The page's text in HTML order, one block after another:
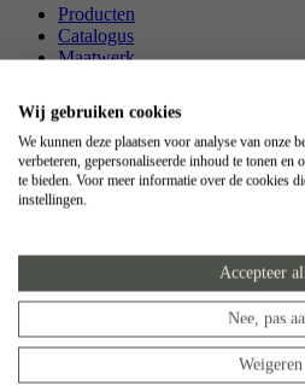
Producten
Catalogus
Maatwerk
Vakmanschap
Jobs
Collett & Victor
8500 Kortrijk
België
Atelier
Wij gebruiken cookies
We kunnen deze plaatsen voor analyse van onze
verbeteren, gepersonaliseerde inhoud te tonen en
te bieden. Voor meer informatie over de cookies
instellingen.
Accepteer
Nee, pas
Weigeren